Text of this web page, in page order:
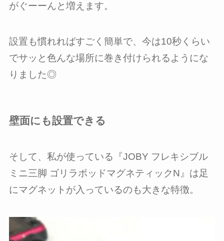
がぐーーんと増えます。
設置も慣れればすごく簡単で、今は10秒くらい
でサッと色んな場所に巻き付けられるようにな
りました◎
壁面にも設置できる
そして、私が使っている『JOBY フレキシブル
ミニ三脚 ゴリラポッドマグネティックN』は足
にマグネットが入っているのも大きな特徴。